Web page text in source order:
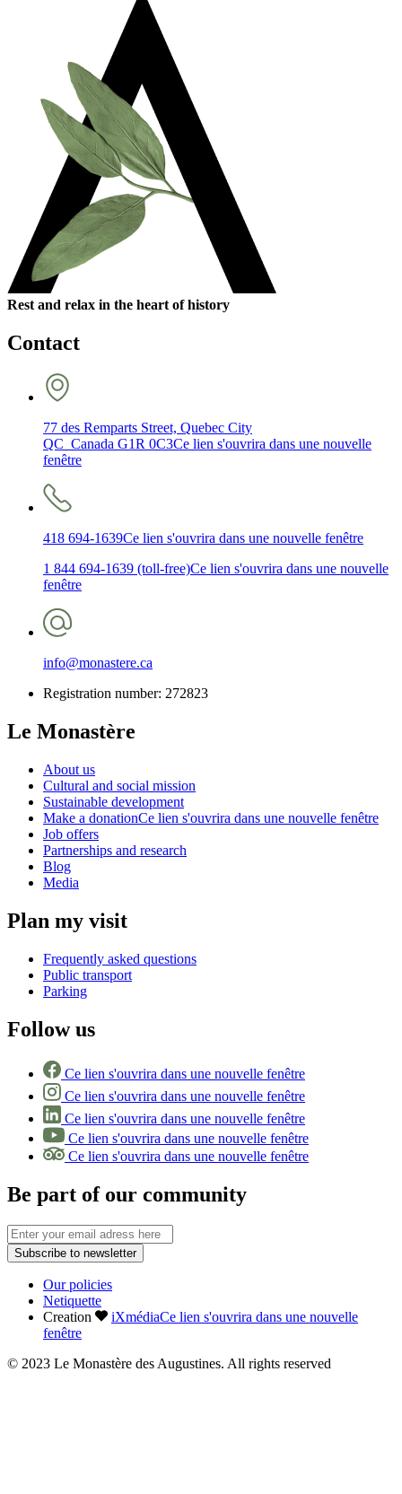
Rest and relax in the heart of history
Contact
77 des Remparts Street, Quebec City
QC Canada G1R 0C3Ce lien s'ouvrira dans une nouvelle
fenêtre
418 694-1639Ce lien s'ouvrira dans une nouvelle fenêtre
1 844 694-1639 (toll-free)Ce lien s'ouvrira dans une nouvelle
fenêtre
info@monastere.ca
Registration number: 272823
Le Monastère
About us
Cultural and social mission
Sustainable development
Make a donationCe lien s'ouvrira dans une nouvelle fenêtre
Job offers
Partnerships and research
Blog
Media
Plan my visit
Frequently asked questions
Public transport
Parking
Follow us
Ce lien s'ouvrira dans une nouvelle fenêtre
Ce lien s'ouvrira dans une nouvelle fenêtre
Ce lien s'ouvrira dans une nouvelle fenêtre
Ce lien s'ouvrira dans une nouvelle fenêtre
Ce lien s'ouvrira dans une nouvelle fenêtre
Be part of our community
Subscribe to newsletter
Our policies
Netiquette
Creation
iXmédiaCe lien s'ouvrira dans une nouvelle
fenêtre
© 2023 Le Monastère des Augustines. All rights reserved